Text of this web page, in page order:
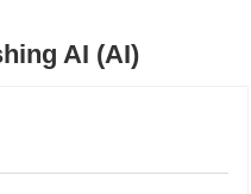
AI (AI)